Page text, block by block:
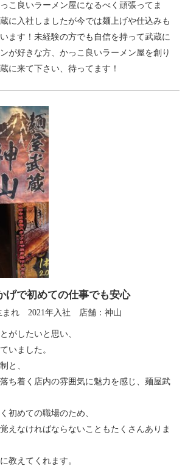
こ良いラーメン屋になるべく頑張ってま
に入社しましたが今では麺上げや仕込みも
ます！未経験の方でも自信を持って武蔵に
が好きな方、かっこ良いラーメン屋を創り
に来て下さい、待ってます！
げで初めての仕事でも安心
れ 2021年入社 店舗：神山
がしたいと思い、
いました。
と、
ち着く店内の雰囲気に魅力を感じ、麺屋武
初めての職場のため、
えなければならないこともたくさんありま
教えてくれます。